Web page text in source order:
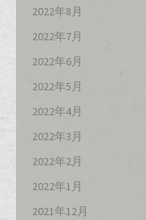
2022年8月
2022年7月
2022年6月
2022年5月
2022年4月
2022年3月
2022年2月
2022年1月
2021年12月